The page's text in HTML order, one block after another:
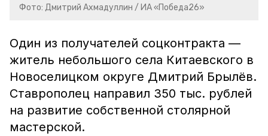
Фото: Дмитрий Ахмадуллин / ИА «Победа26»
Один из получателей соцконтракта —
житель небольшого села Китаевского в
Новоселицком округе Дмитрий Брылёв.
Ставрополец направил 350 тыс. рублей
на развитие собственной столярной
мастерской.